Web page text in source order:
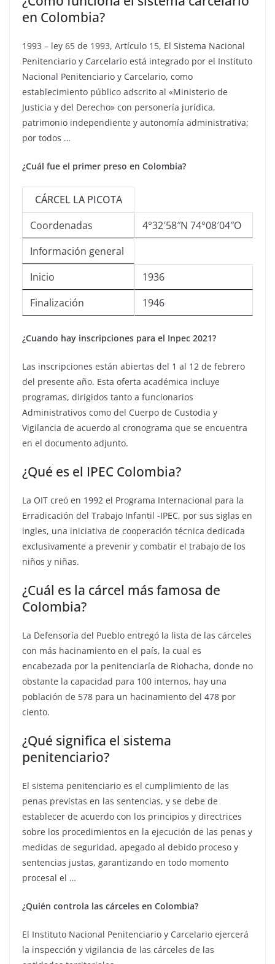
en Colombia?
1993 – ley 65 de 1993, Artículo 15, El Sistema Nacional
Penitenciario y Carcelario está integrado por el Instituto
Nacional Penitenciario y Carcelario, como
establecimiento público adscrito al «Ministerio de
Justicia y del Derecho» con personería jurídica,
patrimonio independiente y autonomía administrativa;
por todos …
¿Cuál fue el primer preso en Colombia?
CÁRCEL LA PICOTA
Coordenadas
4°32′58″N 74°08′04″O
Información general
Inicio
1936
Finalización
1946
¿Cuando hay inscripciones para el Inpec 2021?
Las inscripciones están abiertas del 1 al 12 de febrero
del presente año. Esta oferta académica incluye
programas, dirigidos tanto a funcionarios
Administrativos como del Cuerpo de Custodia y
Vigilancia de acuerdo al cronograma que se encuentra
en el documento adjunto.
¿Qué es el IPEC Colombia?
La OIT creó en 1992 el Programa Internacional para la
Erradicación del Trabajo Infantil -IPEC, por sus siglas en
ingles, una iniciativa de cooperación técnica dedicada
exclusivamente a prevenir y combatir el trabajo de los
niños y niñas.
¿Cuál es la cárcel más famosa de
Colombia?
La Defensoría del Pueblo entregó la lista de las cárceles
con más hacinamiento en el país, la cual es
encabezada por la penitenciaría de Riohacha, donde no
obstante la capacidad para 100 internos, hay una
población de 578 para un hacinamiento del 478 por
ciento.
¿Qué significa el sistema
penitenciario?
El sistema penitenciario es el cumplimiento de las
penas previstas en las sentencias, y se debe de
establecer de acuerdo con los principios y directrices
sobre los procedimientos en la ejecución de las penas y
medidas de seguridad, apegado al debido proceso y
sentencias justas, garantizando en todo momento
procesal el …
¿Quién controla las cárceles en Colombia?
El Instituto Nacional Penitenciario y Carcelario ejercerá
la inspección y vigilancia de las cárceles de las